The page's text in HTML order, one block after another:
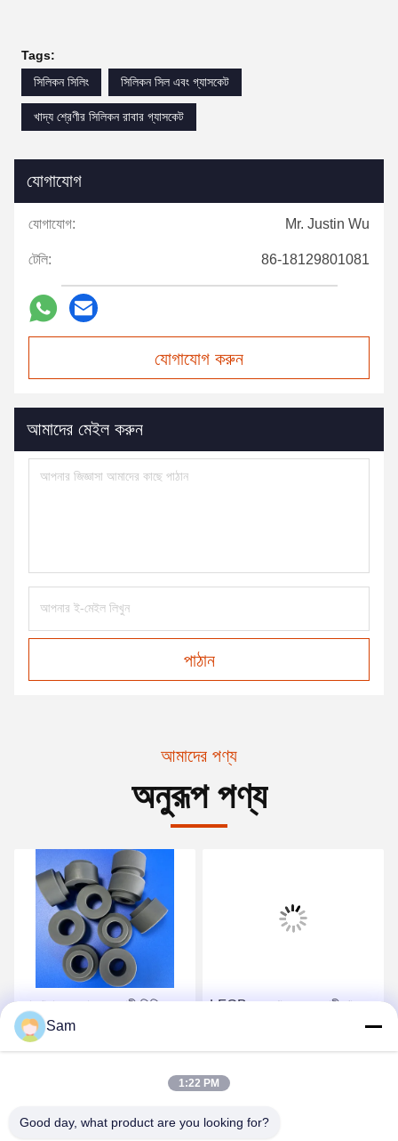
Tags:
সিলিকন সিলিং
সিলিকন সিল এবং গ্যাসকেট
খাদ্য শ্রেণীর সিলিকন রাবার গ্যাসকেট
যোগাযোগ
যোগাযোগ: Mr. Justin Wu
টেলি: 86-18129801081
যোগাযোগ করুন
আমাদের মেইল করুন
পাঠান
আমাদের পণ্য
অনুরূপ পণ্য
কারখানার সরবরাহ জলরোধী সিলিকন
পার্ট কাস্টমাইজড টেকসই গন্ধহীন
সিলিকন গ্যাসকেট সিল্যান্টস
LFGB ৯০ শোর এ জলরোধী খাদ্য
Sam
1:22 PM
Good day, what product are you looking for?